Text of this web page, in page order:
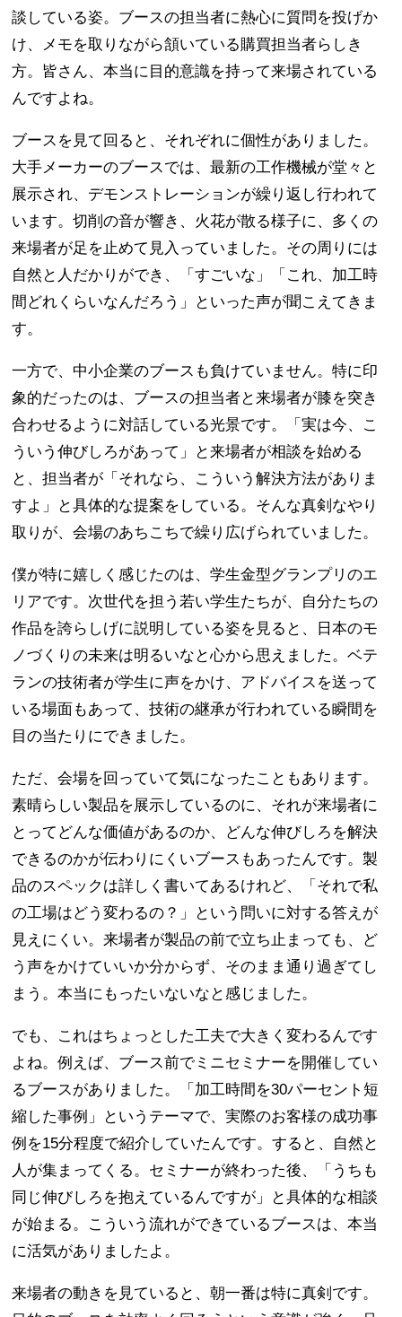
談している姿。ブースの担当者に熱心に質問を投げか
け、メモを取りながら頷いている購買担当者らしき
方。皆さん、本当に目的意識を持って来場されている
んですよね。
ブースを見て回ると、それぞれに個性がありました。
大手メーカーのブースでは、最新の工作機械が堂々と
展示され、デモンストレーションが繰り返し行われて
います。切削の音が響き、火花が散る様子に、多くの
来場者が足を止めて見入っていました。その周りには
自然と人だかりができ、「すごいな」「これ、加工時
間どれくらいなんだろう」といった声が聞こえてきま
す。
一方で、中小企業のブースも負けていません。特に印
象的だったのは、ブースの担当者と来場者が膝を突き
合わせるように対話している光景です。「実は今、こ
ういう伸びしろがあって」と来場者が相談を始める
と、担当者が「それなら、こういう解決方法がありま
すよ」と具体的な提案をしている。そんな真剣なやり
取りが、会場のあちこちで繰り広げられていました。
僕が特に嬉しく感じたのは、学生金型グランプリのエ
リアです。次世代を担う若い学生たちが、自分たちの
作品を誇らしげに説明している姿を見ると、日本のモ
ノづくりの未来は明るいなと心から思えました。ベテ
ランの技術者が学生に声をかけ、アドバイスを送って
いる場面もあって、技術の継承が行われている瞬間を
目の当たりにできました。
ただ、会場を回っていて気になったこともあります。
素晴らしい製品を展示しているのに、それが来場者に
とってどんな価値があるのか、どんな伸びしろを解決
できるのかが伝わりにくいブースもあったんです。製
品のスペックは詳しく書いてあるけれど、「それで私
の工場はどう変わるの？」という問いに対する答えが
見えにくい。来場者が製品の前で立ち止まっても、ど
う声をかけていいか分からず、そのまま通り過ぎてし
まう。本当にもったいないなと感じました。
でも、これはちょっとした工夫で大きく変わるんです
よね。例えば、ブース前でミニセミナーを開催してい
るブースがありました。「加工時間を30パーセント短
縮した事例」というテーマで、実際のお客様の成功事
例を15分程度で紹介していたんです。すると、自然と
人が集まってくる。セミナーが終わった後、「うちも
同じ伸びしろを抱えているんですが」と具体的な相談
が始まる。こういう流れができているブースは、本当
に活気がありましたよ。
来場者の動きを見ていると、朝一番は特に真剣です。